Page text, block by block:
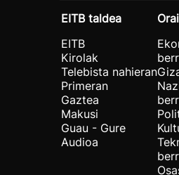
EITB taldea
EITB
Kirolak
Telebista nahieran
Primeran
Gaztea
Makusi
Guau - Gure
Audioa